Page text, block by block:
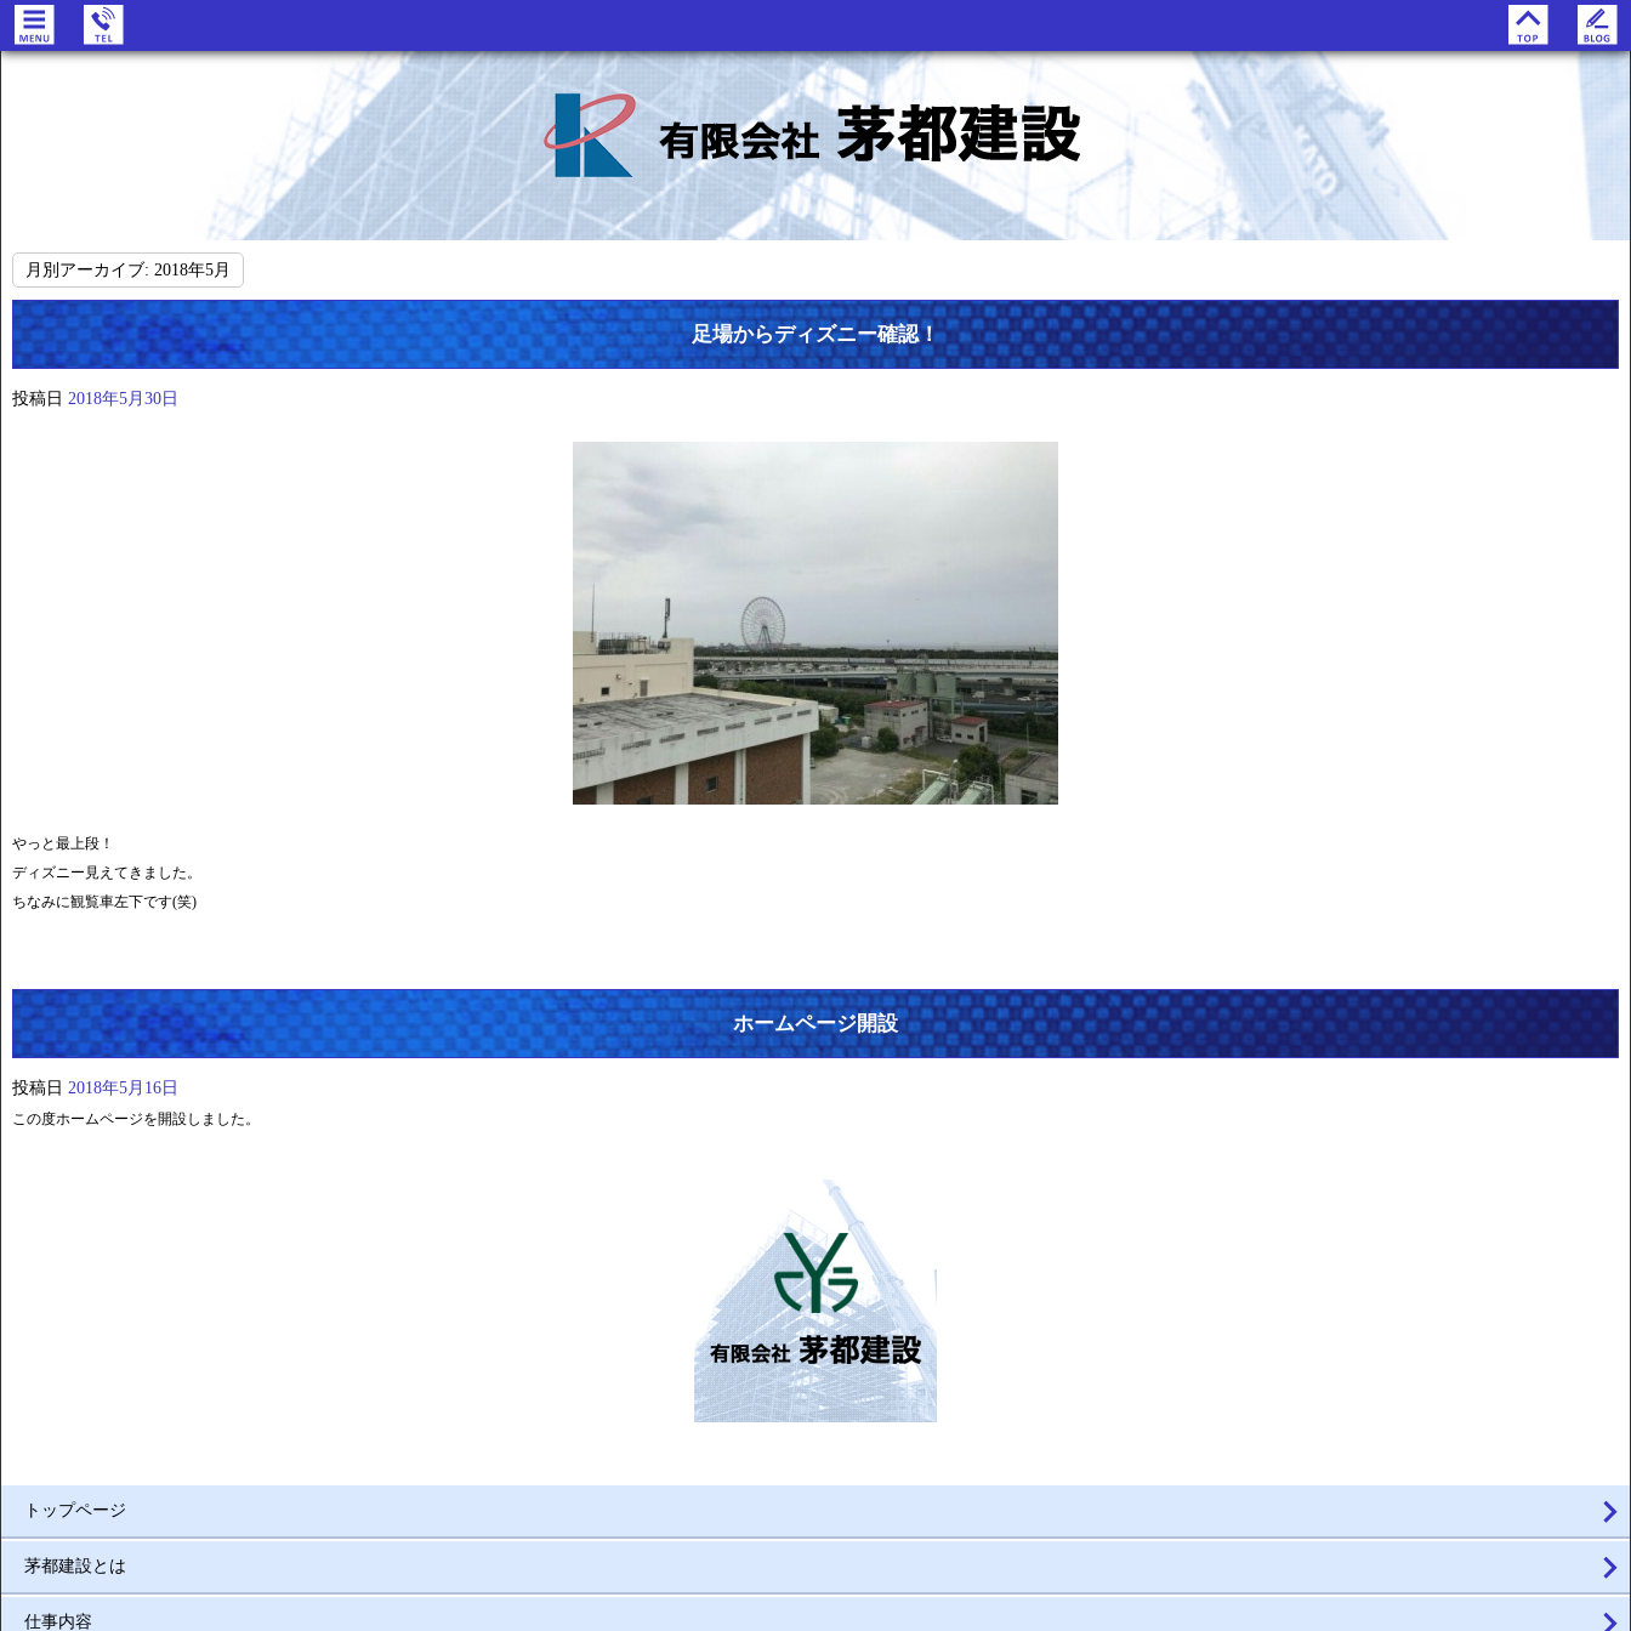
月別アーカイブ: 2018年5月
足場からディズニー確認！
投稿日 2018年5月30日
やっと最上段！
ディズニー見えてきました。
ちなみに観覧車左下です(笑)
ホームページ開設
投稿日 2018年5月16日
この度ホームページを開設しました。
トップページ
茅都建設とは
仕事内容